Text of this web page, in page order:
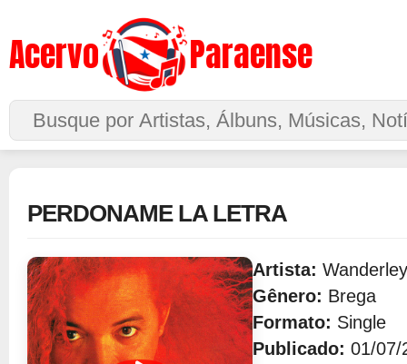
Acervo Paraense
Buscar no Site
PERDONAME LA LETRA
Artista:
Gênero: Brega
Formato: Single
Publicado: 01/07/